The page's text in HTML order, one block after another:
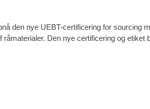
den nye UEBT-certificering for sourcing
Den nye certificering og